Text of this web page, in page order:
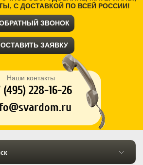
С ДОСТАВКОЙ ПО ВСЕЙ РОССИИ!
ЗВОНОК
ОСТАВИТЬ ЗАЯВКУ
Наши контакты
(495) 228-16-26